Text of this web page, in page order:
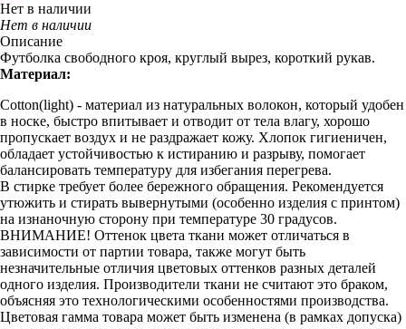
Нет в наличии
Нет в наличии
Описание
Футболка свободного кроя, круглый вырез, короткий рукав.
Материал:
Cotton(light) - материал из натуральных волокон, который удобен
в носке, быстро впитывает и отводит от тела влагу, хорошо
пропускает воздух и не раздражает кожу. Хлопок гигиеничен,
обладает устойчивостью к истиранию и разрыву, помогает
балансировать температуру для избегания перегрева.
В стирке требует более бережного обращения. Рекомендуется
утюжить и стирать вывернутыми (особенно изделия с принтом)
на изнаночную сторону при температуре 30 градусов.
ВНИМАНИЕ! Оттенок цвета ткани может отличаться в
зависимости от партии товара, также могут быть
незначительные отличия цветовых оттенков разных деталей
одного изделия. Производители ткани не считают это браком,
объясняя это технологическими особенностями производства.
Цветовая гамма товара может быть изменена (в рамках допуска)